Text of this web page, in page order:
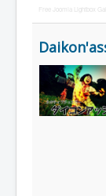
Générique
Protagoniste
Entourage
Antagoniste
Free Joomla Lightbox